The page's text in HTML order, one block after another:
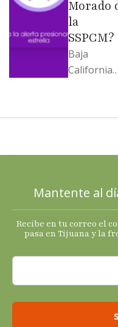
Morado
la
SSPCM?
Baja
California
2025 con
s
Mantente al
Recibe en tu correo el
pasa en Tijuana y la